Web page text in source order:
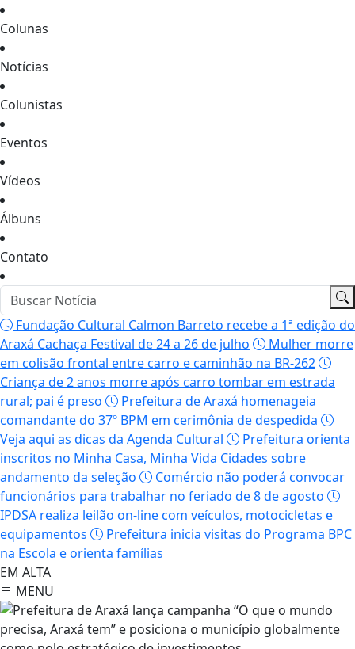
Colunas
Notícias
Colunistas
Eventos
Vídeos
Álbuns
Contato
Fundação Cultural Calmon Barreto recebe a 1ª edição do
Araxá Cachaça Festival de 24 a 26 de julho
Mulher morre
em colisão frontal entre carro e caminhão na BR-262
Criança de 2 anos morre após carro tombar em estrada
rural; pai é preso
Prefeitura de Araxá homenageia
comandante do 37º BPM em cerimônia de despedida
Veja aqui as dicas da Agenda Cultural
Prefeitura orienta
inscritos no Minha Casa, Minha Vida Cidades sobre
andamento da seleção
Comércio não poderá convocar
funcionários para trabalhar no feriado de 8 de agosto
IPDSA realiza leilão on-line com veículos, motocicletas e
equipamentos
Prefeitura inicia visitas do Programa BPC
na Escola e orienta famílias
EM ALTA
MENU